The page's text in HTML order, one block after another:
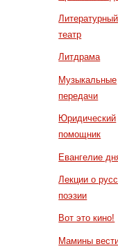
Литературный
театр
Литдрама
Музыкальные
передачи
Юридический
помощник
Евангелие
Лекции о
поэзии
Вот это кино!
Мамины